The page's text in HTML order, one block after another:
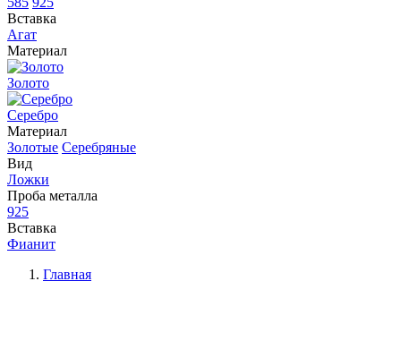
Вставка
Агат
Материал
Золото
Серебро
Материал
Золотые Серебряные
Вид
Ложки
Проба металла
925
Вставка
Фианит
Главная